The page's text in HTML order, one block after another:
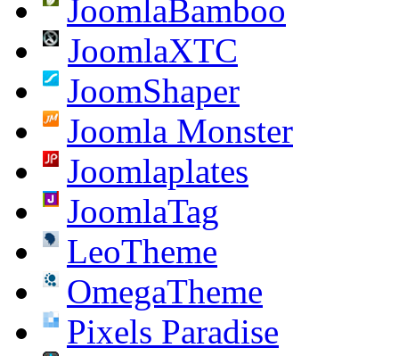
JoomlaBamboo
JoomlaXTC
JoomShaper
Joomla Monster
Joomlaplates
JoomlaTag
LeoTheme
OmegaTheme
Pixels Paradise